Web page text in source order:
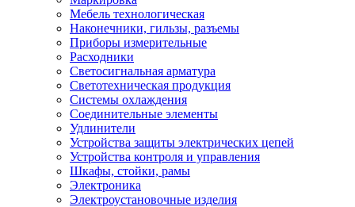
Мебель технологическая
Наконечники, гильзы, разъемы
Приборы измерительные
Расходники
Светосигнальная арматура
Светотехническая продукция
Системы охлаждения
Соединительные элементы
Удлинители
Устройства защиты электрических цепей
Устройства контроля и управления
Шкафы, стойки, рамы
Электроника
Электроустановочные изделия